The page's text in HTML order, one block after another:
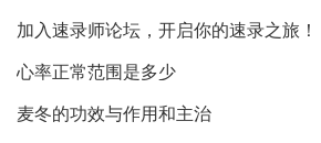
加入速录师论坛，开启你的速录之旅！
心率正常范围是多少
麦冬的功效与作用和主治